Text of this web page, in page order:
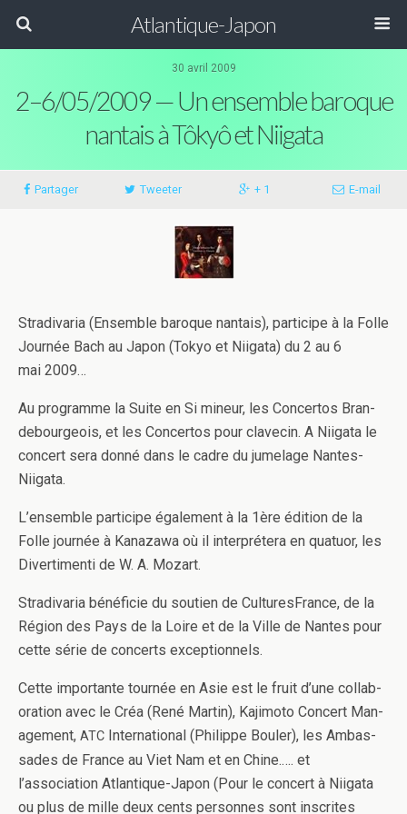
Atlantique-Japon
30 avril 2009
2–6/05/2009 — Un ensemble baroque
nantais à Tôkyô et Niigata
Partager Tweeter + 1 E-​​mail
Stradi­varia (Ensem­ble baroque nan­tais), par­ticipe à la Folle
Journée Bach au Japon (Tokyo et Niigata) du 2 au 6
mai 2009…
Au pro­gramme la Suite en Si mineur, les Con­cer­tos Bran­
de­bour­geois, et les Con­cer­tos pour clavecin. A Niigata le
con­cert sera donné dans le cadre du jume­lage Nantes-​​
Niigata.
L’ensemble par­ticipe égale­ment à la 1ère édi­tion de la
Folle journée à Kanazawa où il inter­prétera en quatuor, les
Diver­ti­menti de W. A. Mozart.
Stradi­varia béné­fi­cie du sou­tien de Cul­tures­France, de la
Région des Pays de la Loire et de la Ville de Nantes pour
cette série de con­certs exceptionnels.
Cette impor­tante tournée en Asie est le fruit d’une col­lab­
o­ra­tion avec le Créa (René Mar­tin), Kaji­moto Con­cert Man­
age­ment, ATC Inter­na­tional (Philippe Bouler), les Ambas­
sades de France au Viet Nam et en Chine.…. et
l’association Atlantique-​​Japon (Pour le con­cert à Niigata
ou plus de mille deux cents per­son­nes sont inscrites